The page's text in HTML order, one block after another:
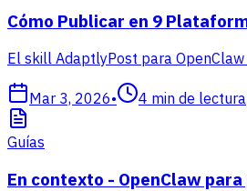
Cómo Publicar en 9
El skill AdaptlyPost para
Mar 3, 2026• 4 min de lectura
Guías
En contexto - OpenClaw para